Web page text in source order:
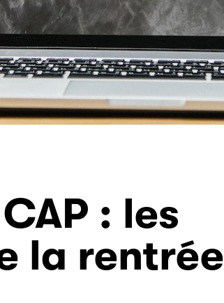
: les
la rentrée